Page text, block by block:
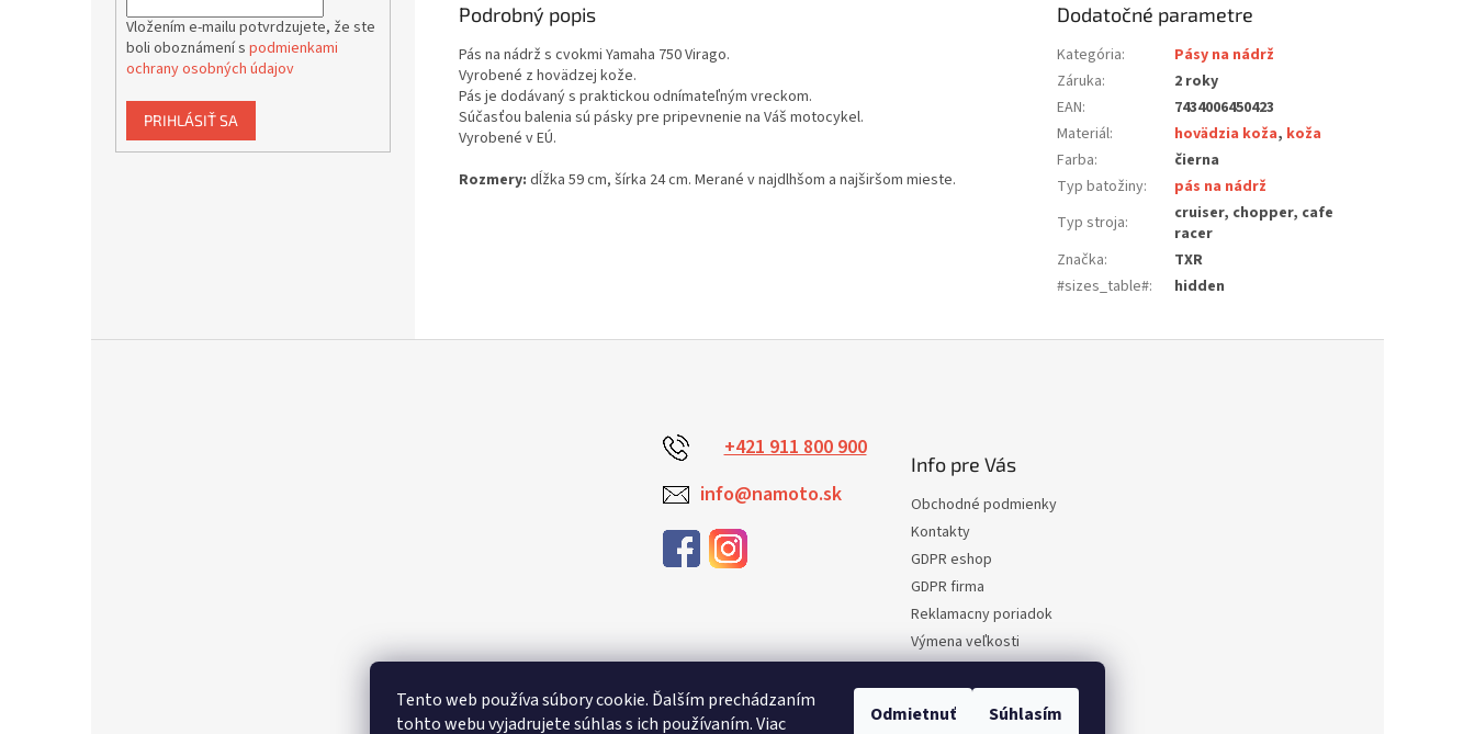
Tento web používa súbory cookie. Ďalším prechádzaním
tohto webu vyjadrujete súhlas s ich používaním. Viac
Odmietnuť Súhlasím
Vložením e-mailu potvrdzujete, že ste
boli oboznámení s podmienkami
ochrany osobných údajov
PRIHLÁSIŤ SA
Podrobný popis
Pás na nádrž s cvokmi Yamaha 750 Virago.
Vyrobené z hovädzej kože.
Pás je dodávaný s praktickou odnímateľným vreckom.
Súčasťou balenia sú pásky pre pripevnenie na Váš motocykel.
Vyrobené v EÚ.
Rozmery: dĺžka 59 cm, šírka 24 cm. Merané v najdlhšom a najširšom mieste.
Dodatočné parametre
Kategória:
Pásy na nádrž
Záruka:
2 roky
EAN:
7434006450423
Materiál: hovädzia koža, koža
Farba:
čierna
Typ batožiny:
pás na nádrž
Typ stroja:
cruiser, chopper, cafe
racer
Značka:
TXR
#sizes_table#: hidden
+421 911 800 900
info@namoto.sk
Info pre Vás
Obchodné podmienky
Kontakty
GDPR eshop
GDPR firma
Reklamacny poriadok
Výmena veľkosti
Vrátenie tovaru
Certifikacia
Moja objednávka